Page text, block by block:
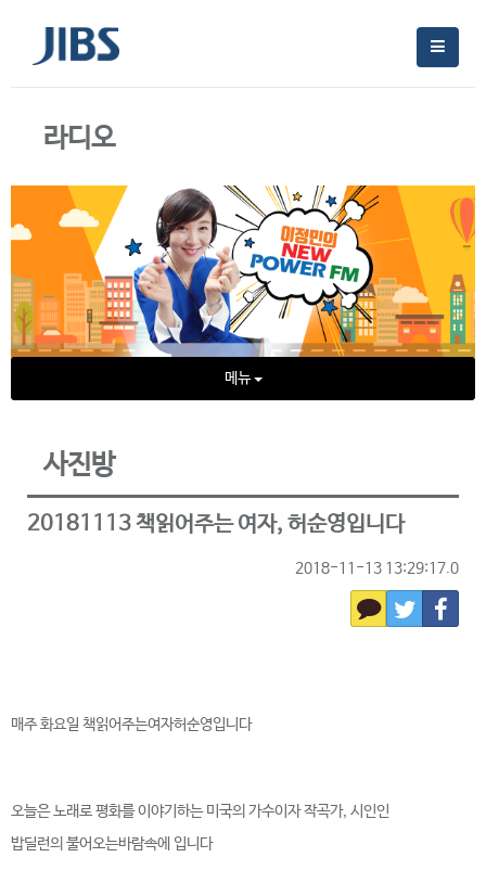
라디오
메뉴
사진방
20181113 책읽어주는 여자, 허순영입니다
2018-11-13 13:29:17.0
매주 화요일 책읽어주는여자허순영입니다
오늘은 노래로 평화를 이야기하는 미국의 가수이자 작곡가, 시인인
밥딜런의 불어오는바람속에 입니다